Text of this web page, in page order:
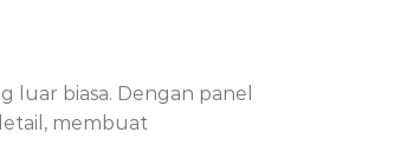
luar biasa. Dengan panel
membuat